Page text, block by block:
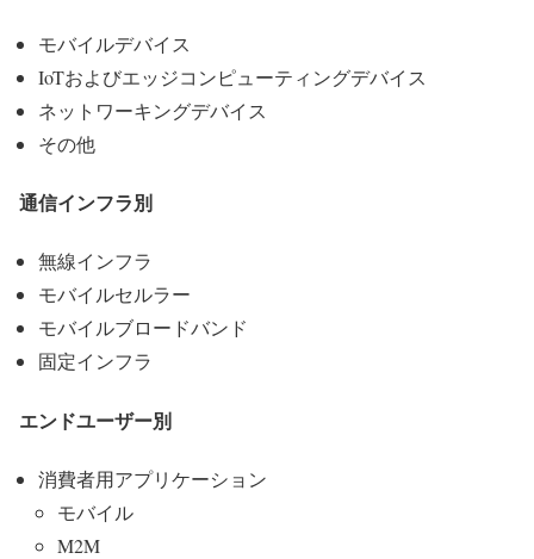
モバイルデバイス
IoTおよびエッジコンピューティングデバイス
ネットワーキングデバイス
その他
通信インフラ別
無線インフラ
モバイルセルラー
モバイルブロードバンド
固定インフラ
エンドユーザー別
消費者用アプリケーション
モバイル
M2M